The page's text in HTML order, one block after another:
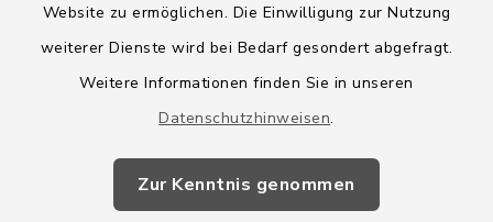
Website zu ermöglichen. Die Einwilligung zur Nutzung
weiterer Dienste wird bei Bedarf gesondert abgefragt.
Weitere Informationen finden Sie in unseren
Datenschutzhinweisen.
Zur Kenntnis genommen
Barrierefreiheit
Impressum